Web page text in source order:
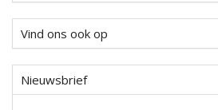
Vind ons ook op
Nieuwsbrief